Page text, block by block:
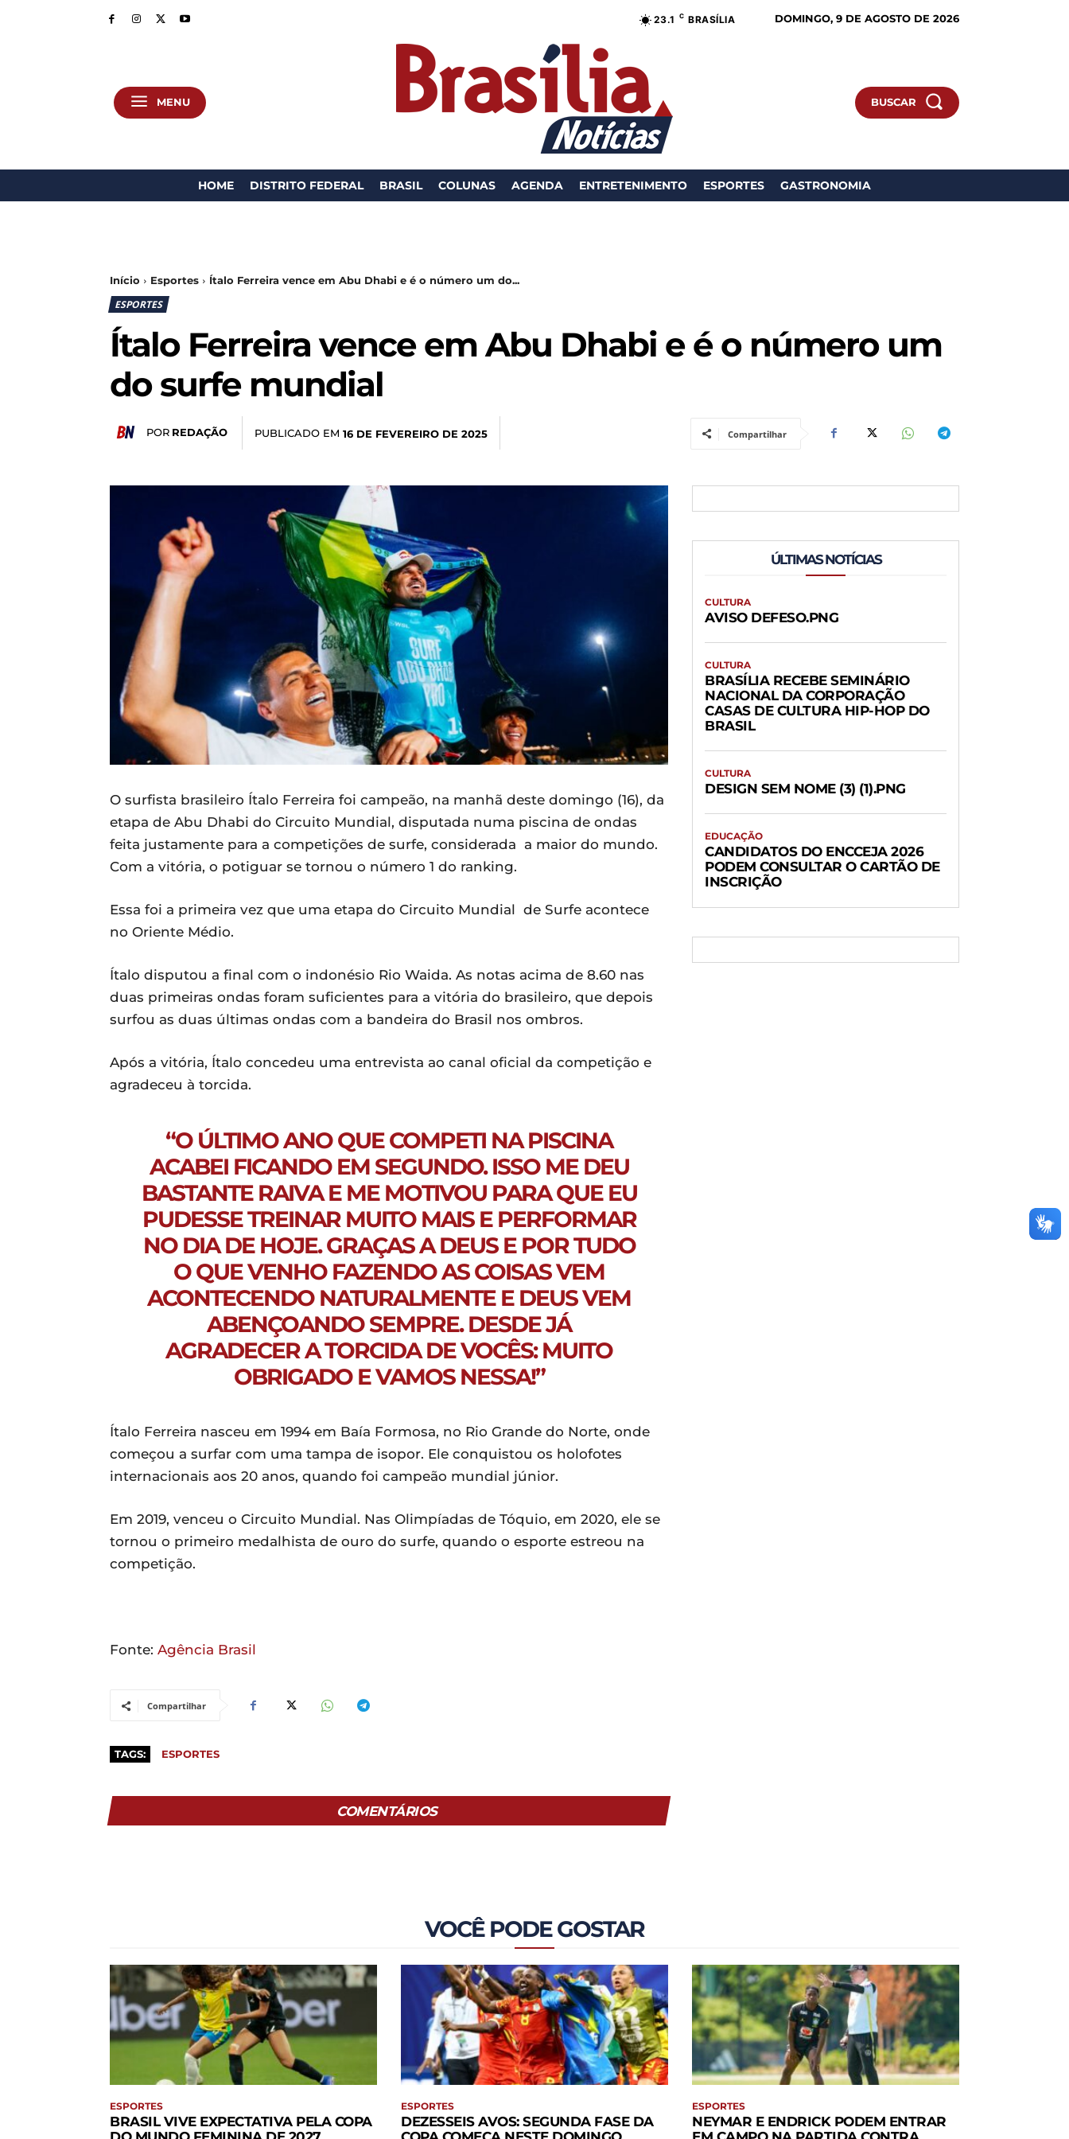
23.1 C BRASÍLIA DOMINGO, 9 DE AGOSTO DE 2026
MENU BUSCAR
HOME DISTRITO FEDERAL BRASIL COLUNAS AGENDA ENTRETENIMENTO ESPORTES GASTRONOMIA
Início Esportes Ítalo Ferreira vence em Abu Dhabi e é o número um do...
ESPORTES
Ítalo Ferreira vence em Abu Dhabi e é o número um
do surfe mundial
POR REDAÇÃO PUBLICADO EM 16 DE FEVEREIRO DE 2025 Compartilhar
O surfista brasileiro Ítalo Ferreira foi campeão, na manhã deste domingo (16), da
etapa de Abu Dhabi do Circuito Mundial, disputada numa piscina de ondas
feita justamente para a competições de surfe, considerada a maior do mundo.
Com a vitória, o potiguar se tornou o número 1 do ranking.
Essa foi a primeira vez que uma etapa do Circuito Mundial de Surfe acontece
no Oriente Médio.
Ítalo disputou a final com o indonésio Rio Waida. As notas acima de 8.60 nas
duas primeiras ondas foram suficientes para a vitória do brasileiro, que depois
surfou as duas últimas ondas com a bandeira do Brasil nos ombros.
Após a vitória, Ítalo concedeu uma entrevista ao canal oficial da competição e
agradeceu à torcida.
“O ÚLTIMO ANO QUE COMPETI NA PISCINA
ACABEI FICANDO EM SEGUNDO. ISSO ME DEU
BASTANTE RAIVA E ME MOTIVOU PARA QUE EU
PUDESSE TREINAR MUITO MAIS E PERFORMAR
NO DIA DE HOJE. GRAÇAS A DEUS E POR TUDO
O QUE VENHO FAZENDO AS COISAS VEM
ACONTECENDO NATURALMENTE E DEUS VEM
ABENÇOANDO SEMPRE. DESDE JÁ
AGRADECER A TORCIDA DE VOCÊS: MUITO
OBRIGADO E VAMOS NESSA!”
Ítalo Ferreira nasceu em 1994 em Baía Formosa, no Rio Grande do Norte, onde
começou a surfar com uma tampa de isopor. Ele conquistou os holofotes
internacionais aos 20 anos, quando foi campeão mundial júnior.
Em 2019, venceu o Circuito Mundial. Nas Olimpíadas de Tóquio, em 2020, ele se
tornou o primeiro medalhista de ouro do surfe, quando o esporte estreou na
competição.
Fonte: Agência Brasil
Compartilhar
TAGS: ESPORTES
COMENTÁRIOS
ÚLTIMAS NOTÍCIAS
CULTURA
AVISO DEFESO.PNG
CULTURA
BRASÍLIA RECEBE SEMINÁRIO
NACIONAL DA CORPORAÇÃO
CASAS DE CULTURA HIP-HOP DO
BRASIL
CULTURA
DESIGN SEM NOME (3) (1).PNG
EDUCAÇÃO
CANDIDATOS DO ENCCEJA 2026
PODEM CONSULTAR O CARTÃO DE
INSCRIÇÃO
VOCÊ PODE GOSTAR
ESPORTES
BRASIL VIVE EXPECTATIVA PELA COPA
ESPORTES
DEZESSEIS AVOS: SEGUNDA FASE DA
ESPORTES
NEYMAR E ENDRICK PODEM ENTRAR